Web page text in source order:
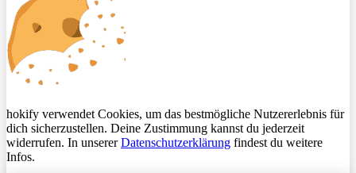
hokify verwendet Cookies, um das bestmögliche Nutzererlebnis für
dich sicherzustellen. Deine Zustimmung kannst du jederzeit
widerrufen. In unsererDatenschutzerklärung findest du weitere
Infos.